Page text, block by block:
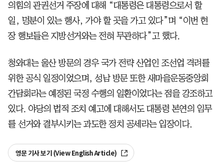
의힘의 관권선거 주장에 대해 “대통령은 대통령으로서 할
일, 명분이 있는 행사, 가야 할 곳을 가고 있다”며 “이번 현
장 행보들은 지방선거와는 전혀 무관하다”고 했다.
청와대는 울산 방문의 경우 국가 전략 산업인 조선업 격려를
위한 공식 일정이었으며, 성남 방문 또한 새마을운동중앙회
간담회라는 예정된 국정 수행의 일환이었다는 점을 강조하고
있다. 야당의 법적 조치 예고에 대해서도 대통령 본연의 임무
를 선거와 결부시키는 과도한 정치 공세라는 입장이다.
영문 기사 보기 (View English Article)